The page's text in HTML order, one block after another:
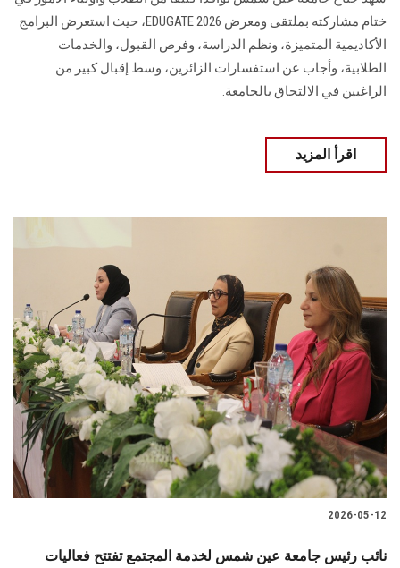
الزائـرون
سجل الان
ختام مشاركته بملتقى ومعرض EDUGATE 2026، حيث استعرض البرامج
الأكاديمية المتميزة، ونظم الدراسة، وفرص القبول، والخدمات
الطلابية، وأجاب عن استفسارات الزائرين، وسط إقبال كبير من
الراغبين في الالتحاق بالجامعة.
اقرأ المزيد
2026-05-12
نائب رئيس جامعة عين شمس لخدمة المجتمع تفتتح فعاليات